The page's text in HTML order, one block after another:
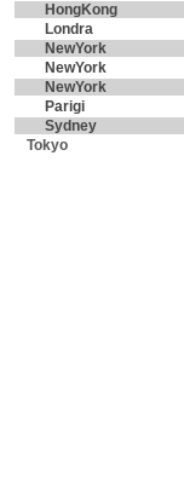
HongKong
Londra
NewYork
NewYork
NewYork
Parigi
Sydney
Tokyo